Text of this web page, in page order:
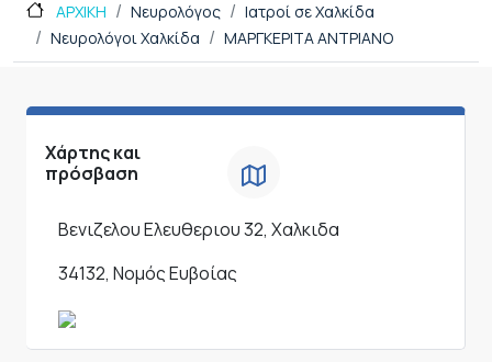
ΑΡΧΙΚΗ Νευρολόγος
Ιατροί σε Χαλκίδα
Νευρολόγοι Χαλκίδα
ΜΑΡΓΚΕΡΙΤΑ ΑΝΤΡΙΑΝΟ
Χάρτης και
πρόσβαση
Βενιζελου Ελευθεριου 32, Χαλκιδα
34132, Νομός Ευβοίας